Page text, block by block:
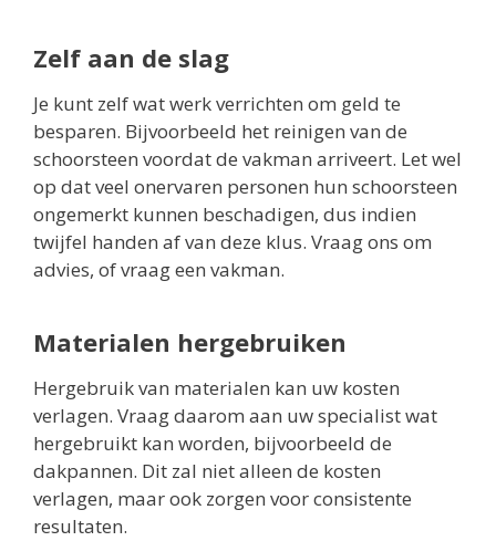
Zelf aan de slag
Je kunt zelf wat werk verrichten om geld te
besparen. Bijvoorbeeld het reinigen van de
schoorsteen voordat de vakman arriveert. Let wel
op dat veel onervaren personen hun schoorsteen
ongemerkt kunnen beschadigen, dus indien
twijfel handen af van deze klus. Vraag ons om
advies, of vraag een vakman.
Materialen hergebruiken
Hergebruik van materialen kan uw kosten
verlagen. Vraag daarom aan uw specialist wat
hergebruikt kan worden, bijvoorbeeld de
dakpannen. Dit zal niet alleen de kosten
verlagen, maar ook zorgen voor consistente
resultaten.